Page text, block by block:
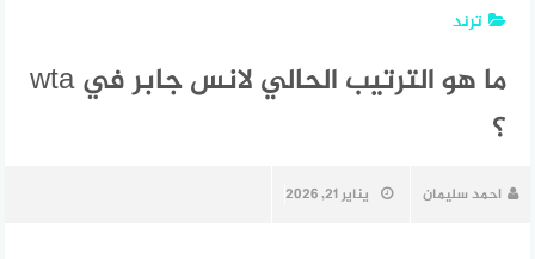
ترند
ما هو الترتيب الحالي لانس جابر في wta
؟
احمد سليمان يناير 21, 2026